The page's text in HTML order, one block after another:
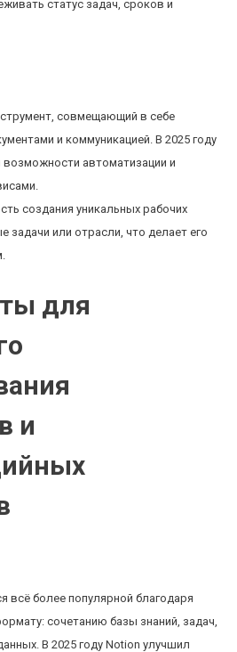
статус задач, сроков и
совмещающий в себе
и коммуникацией. В 2025 году
автоматизации и
создания уникальных рабочих
задачи или отрасли, что делает его
для
и
всё более популярной благодаря
сочетанию базы знаний, задач,
В 2025 году Notion улучшил